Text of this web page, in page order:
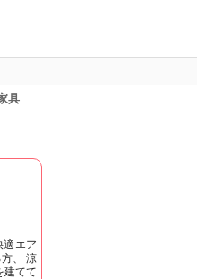
具
適エア
、 涼
建てて